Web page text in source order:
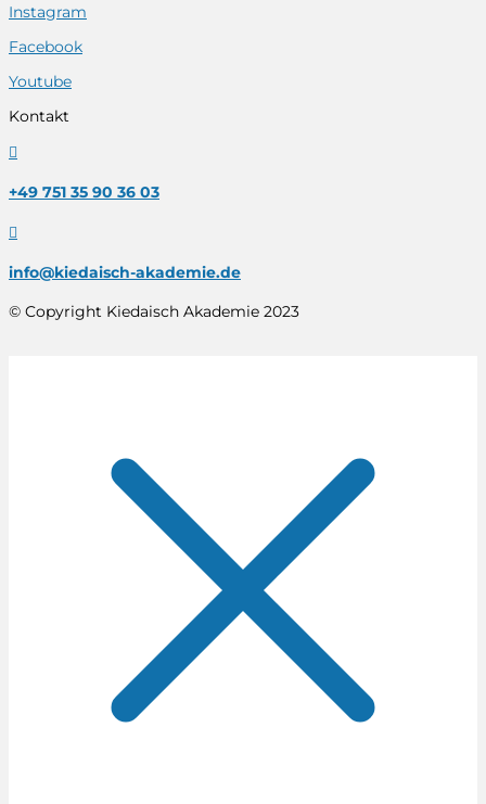
Instagram
Facebook
Youtube
Kontakt

+49 751 35 90 36 03

info@kiedaisch-akademie.de
© Copyright Kiedaisch Akademie 2023